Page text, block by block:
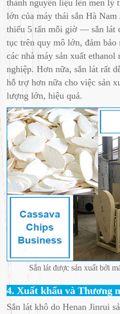
thành nguyên liệu lên men lý
lớn của máy thái sắn Hà
thiểu 5 tấn mỗi giờ — sắn lát
tục trên quy mô lớn, đảm bảo
các nhà máy sản xuất
nghiệp. Hơn nữa, sắn lát rất
hỗ trợ hơn nữa cho việc sản
lượng lớn, hiệu quả.
Sắn lát được sản xuất bởi
4. Xuất khẩu và Thương
Sắn lát khô do Henan Jinrui